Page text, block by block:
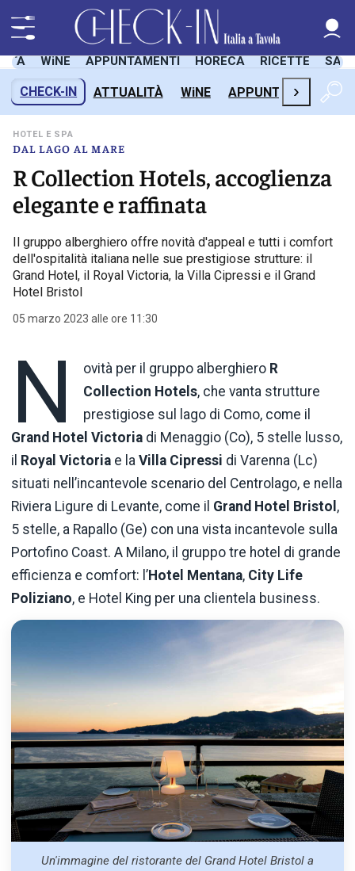
WiNE APPUNTAMENTI HORECA RICETTE
CHECK-IN ATTUALITÀ WiNE APPUNTAMENTI
›
DAL LAGO AL MARE
HOTEL E SPA
R Collection Hotels, accoglienza
elegante e raffinata
Il gruppo alberghiero offre novità d'appeal e tutti i comfort
dell'ospitalità italiana nelle sue prestigiose strutture: il
Grand Hotel, il Royal Victoria, la Villa Cipressi e il Grand
Hotel Bristol
05 marzo 2023 alle ore 11:30
N ovità per il gruppo alberghiero R
Collection Hotels, che vanta strutture
prestigiose sul lago di Como, come il
Grand Hotel Victoria di Menaggio (Co), 5 stelle lusso,
il Royal Victoria e la Villa Cipressi di Varenna (Lc)
situati nell’incantevole scenario del Centrolago, e nella
Riviera Ligure di Levante, come il Grand Hotel Bristol ,
5 stelle, a Rapallo (Ge) con una vista incantevole sulla
Portofino Coast. A Milano, il gruppo tre hotel di grande
efficienza e comfort: l’Hotel Mentana, City Life
Poliziano, e Hotel King per una clientela business.
Un'immagine del ristorante del Grand Hotel Bristol a